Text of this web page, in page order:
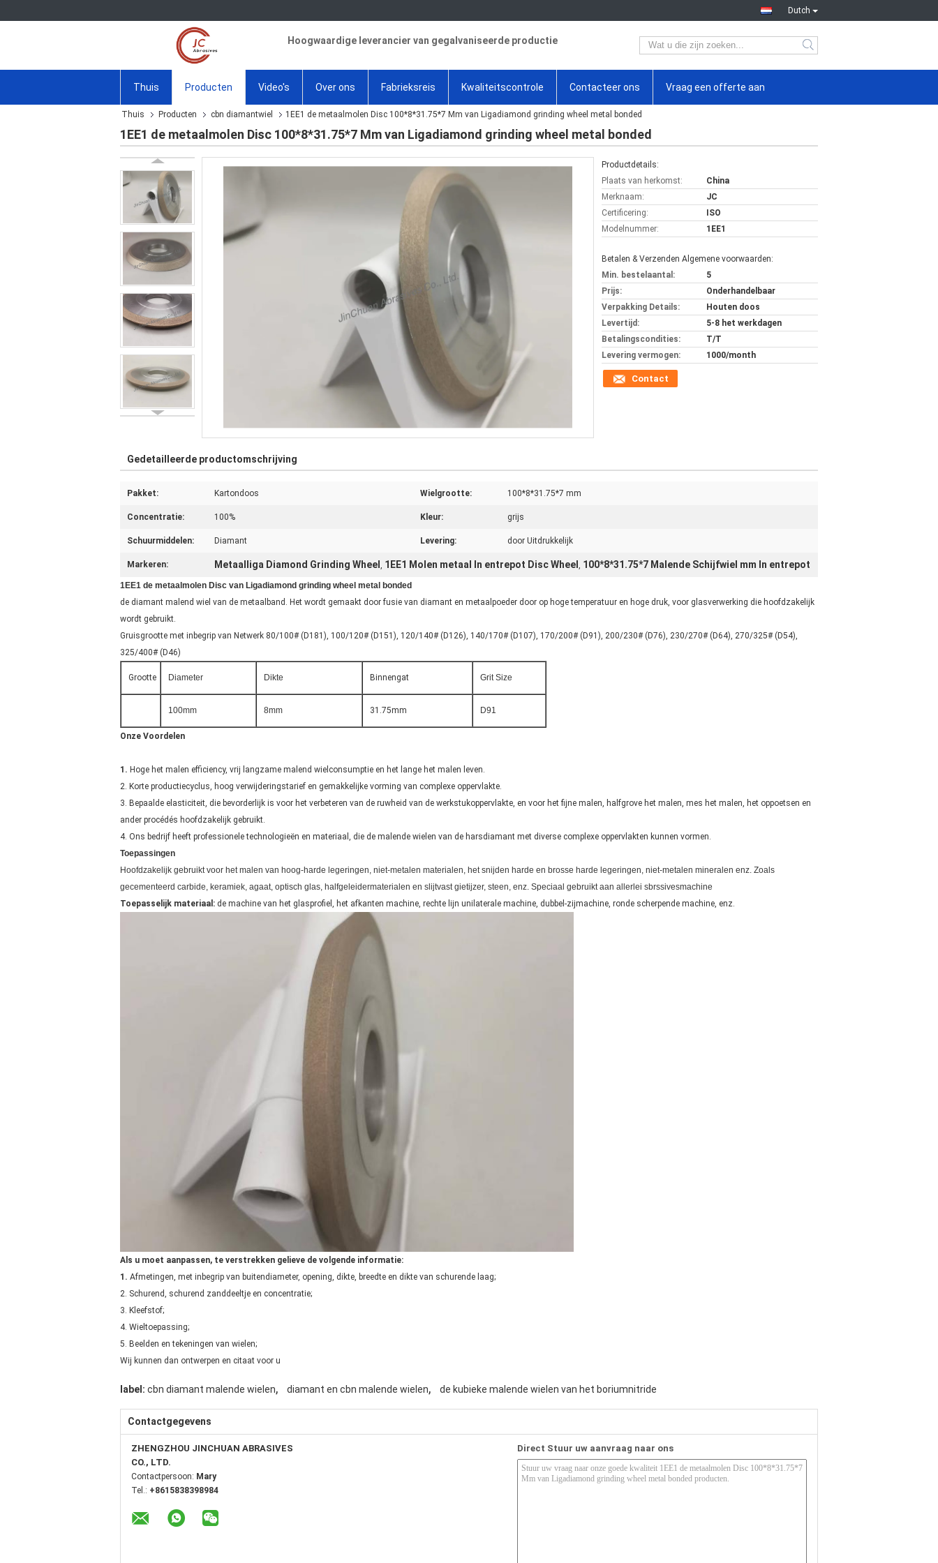
Dutch
Hoogwaardige leverancier van gegalvaniseerde productie
Thuis Producten Video's Over ons Fabrieksreis Kwaliteitscontrole Contacteer ons Vraag een offerte aan
Thuis Producten cbn diamantwiel 1EE1 de metaalmolen Disc 100*8*31.75*7 Mm van Ligadiamond grinding wheel metal bonded
1EE1 de metaalmolen Disc 100*8*31.75*7 Mm van Ligadiamond grinding wheel metal bonded
Productdetails:
Plaats van herkomst:
China
Merknaam:
JC
Certificering:
ISO
Modelnummer:
1EE1
Betalen & Verzenden Algemene voorwaarden:
Min. bestelaantal:
5
Prijs:
Onderhandelbaar
Verpakking Details:
Houten doos
Levertijd:
5-8 het werkdagen
Betalingscondities:
T/T
Levering vermogen:
1000/month
Contact
Gedetailleerde productomschrijving
Pakket: Kartondoos Wielgrootte: 100*8*31.75*7 mm
Concentratie: 100% Kleur: grijs
Schuurmiddelen: Diamant Levering: door Uitdrukkelijk
Markeren: Metaalliga Diamond Grinding Wheel , 1EE1 Molen metaal In entrepot Disc Wheel , 100*8*31.75*7 Malende Schijfwiel mm In entrepot
1EE1 de metaalmolen Disc van Ligadiamond grinding wheel metal bonded
de diamant malend wiel van de metaalband. Het wordt gemaakt door fusie van diamant en metaalpoeder door op hoge temperatuur en hoge druk, voor glasverwerking die hoofdzakelijk
wordt gebruikt.
Gruisgrootte met inbegrip van Netwerk 80/100# (D181), 100/120# (D151), 120/140# (D126), 140/170# (D107), 170/200# (D91), 200/230# (D76), 230/270# (D64), 270/325# (D54),
325/400# (D46)
Grootte Diameter Dikte Binnengat Grit Size
100mm 8mm 31.75mm D91
Onze Voordelen
1. Hoge het malen efficiency, vrij langzame malend wielconsumptie en het lange het malen leven.
2. Korte productiecyclus, hoog verwijderingstarief en gemakkelijke vorming van complexe oppervlakte.
3. Bepaalde elasticiteit, die bevorderlijk is voor het verbeteren van de ruwheid van de werkstukoppervlakte, en voor het fijne malen, halfgrove het malen, mes het malen, het oppoetsen en
ander procédés hoofdzakelijk gebruikt.
4. Ons bedrijf heeft professionele technologieën en materiaal, die de malende wielen van de harsdiamant met diverse complexe oppervlakten kunnen vormen.
Toepassingen
Hoofdzakelijk gebruikt voor het malen van hoog-harde legeringen, niet-metalen materialen, het snijden harde en brosse harde legeringen, niet-metalen mineralen enz. Zoals
gecementeerd carbide, keramiek, agaat, optisch glas, halfgeleidermaterialen en slijtvast gietijzer, steen, enz. Speciaal gebruikt aan allerlei sbrssivesmachine
Toepasselijk materiaal: de machine van het glasprofiel, het afkanten machine, rechte lijn unilaterale machine, dubbel-zijmachine, ronde scherpende machine, enz.
Als u moet aanpassen, te verstrekken gelieve de volgende informatie:
1. Afmetingen, met inbegrip van buitendiameter, opening, dikte, breedte en dikte van schurende laag;
2. Schurend, schurend zanddeeltje en concentratie;
3. Kleefstof;
4. Wieltoepassing;
5. Beelden en tekeningen van wielen;
Wij kunnen dan ontwerpen en citaat voor u
label: cbn diamant malende wielen, diamant en cbn malende wielen, de kubieke malende wielen van het boriumnitride
Contactgegevens
ZHENGZHOU JINCHUAN ABRASIVES
CO., LTD.
Contactpersoon: Mary
Tel.: +8615838398984
Direct Stuur uw aanvraag naar ons